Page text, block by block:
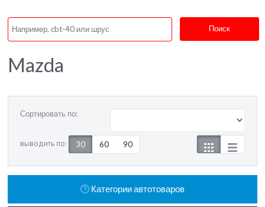
Поиск
Mazda
Сортировать по:
выводить по: 30 60 90
Категории автотоваров